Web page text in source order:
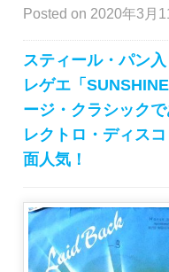
Posted on 2020年3月
スティール・パン
レゲエ「
ージ・クラシック
レクトロ・ディス
面人気！